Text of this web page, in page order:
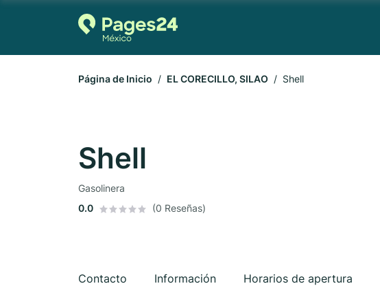
Página de Inicio EL CORECILLO, SILAO Shell
Shell
Gasolinera
0.0
(0 Reseñas)
Contacto Información Horarios de apertura